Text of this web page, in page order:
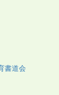
書道会